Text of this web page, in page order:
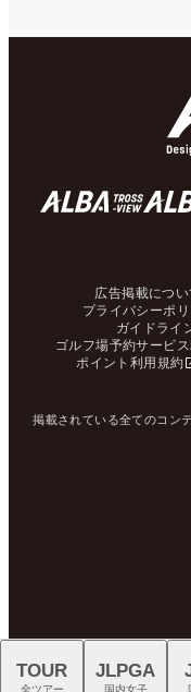
広告掲載につい
プライバシーポ
ガイドライ
ゴルフ場予約サービ
ポイント利用規約
掲載されている全てのコン
TOUR
全ツアー
JLPGA
国内女子